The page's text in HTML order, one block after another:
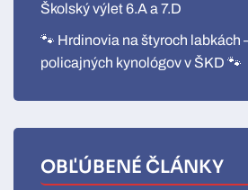
Školský výlet 6.A a 7.D
🐾 Hrdinovia na štyroch labkách
policajných kynológov v ŠKD 🐾
OBĽÚBENÉ ČLÁNKY